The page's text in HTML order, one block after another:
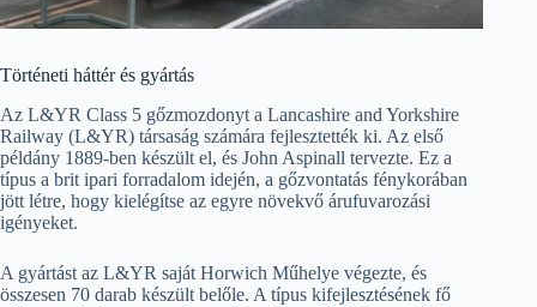
Történeti háttér és gyártás
Az L&YR Class 5 gőzmozdonyt a Lancashire and Yorkshire
Railway (L&YR) társaság számára fejlesztették ki. Az első
példány 1889-ben készült el, és John Aspinall tervezte. Ez a
típus a brit ipari forradalom idején, a gőzvontatás fénykorában
jött létre, hogy kielégítse az egyre növekvő árufuvarozási
igényeket.
A gyártást az L&YR saját Horwich Műhelye végezte, és
összesen 70 darab készült belőle. A típus kifejlesztésének fő